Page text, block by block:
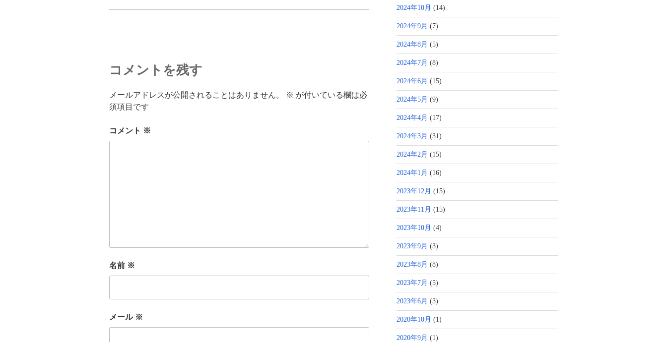
コメントを残す
メールアドレスが公開されることはありません。 ※ が付いている欄は必
須項目です
コメント ※
名前 ※
メール ※
2024年10月 (14)
2024年9月 (7)
2024年8月 (5)
2024年7月 (8)
2024年6月 (15)
2024年5月 (9)
2024年4月 (17)
2024年3月 (31)
2024年2月 (15)
2024年1月 (16)
2023年12月 (15)
2023年11月 (15)
2023年10月 (4)
2023年9月 (3)
2023年8月 (8)
2023年7月 (5)
2023年6月 (3)
2020年10月 (1)
2020年9月 (1)